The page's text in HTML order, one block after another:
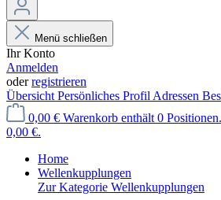
Menü schließen
Ihr Konto
Anmelden
oderregistrieren
Übersicht Persönliches Profil Adressen
0,00 € Warenkorb enthält 0
0,00 €.
Home
Wellenkupplungen
Zur Kategorie Wellenkupplungen